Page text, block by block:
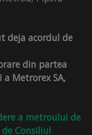
deja acordul de
din partea
Metrorex SA,
a metroului de
Consiliul